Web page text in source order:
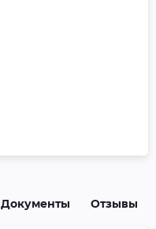
Документы Отзывы